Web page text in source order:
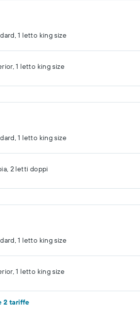
1 letto king size
1 letto king size
1 letto king size
2 letti doppi
1 letto king size
1 letto king size
2 tariffe